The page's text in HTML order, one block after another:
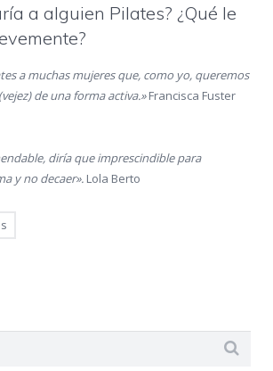
a alguien Pilates? ¿Qué le
a muchas mujeres que, como yo, queremos
de una forma activa.»Francisca Fuster
diría que imprescindible para
y no decaer». Lola Berto